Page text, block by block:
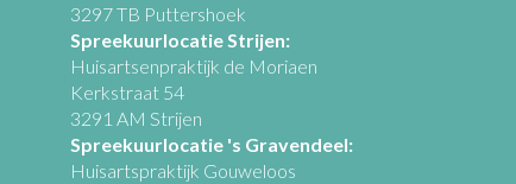
3297 TB Puttershoek
Spreekuurlocatie Strijen:
Huisartsenpraktijk de Moriaen
Kerkstraat 54
3291 AM Strijen
Spreekuurlocatie 's Gravendeel:
Huisartspraktijk Gouweloos